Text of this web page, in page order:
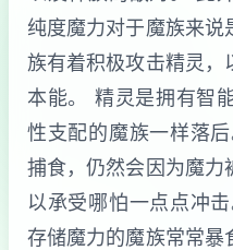
纯度魔力对于魔族来
族有着积极攻击精灵，
本能。 精灵是拥有智
性支配的魔族一样落
捕食，仍然会因为魔力
以承受哪怕一点点冲
存储魔力的魔族常常暴